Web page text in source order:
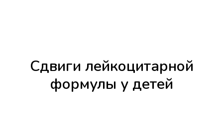
Сдвиги лейкоцитарной
формулы у детей